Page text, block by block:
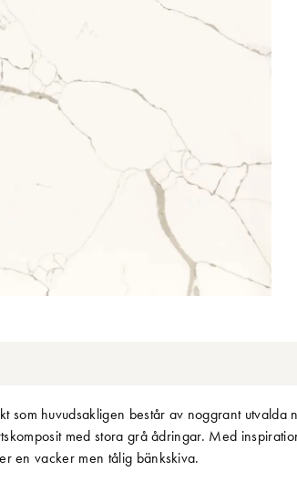
huvudsakligen består av noggrant utvalda
med stora grå ådringar. Med
en vacker men tålig bänkskiva.